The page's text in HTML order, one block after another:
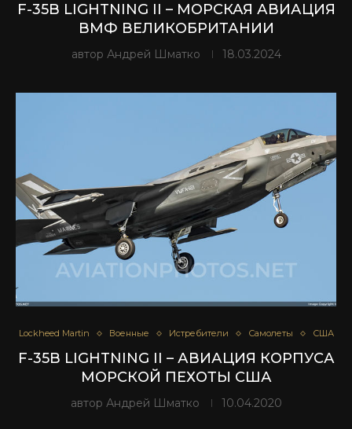
F-35B LIGHTNING II – МОРСКАЯ АВИАЦИЯ
ВМФ ВЕЛИКОБРИТАНИИ
автор Андрей Шматко 18.03.2024
Lockheed Martin Военные Истребители Самолеты США
F-35B LIGHTNING II – АВИАЦИЯ КОРПУСА
МОРСКОЙ ПЕХОТЫ США
автор Андрей Шматко 10.04.2020